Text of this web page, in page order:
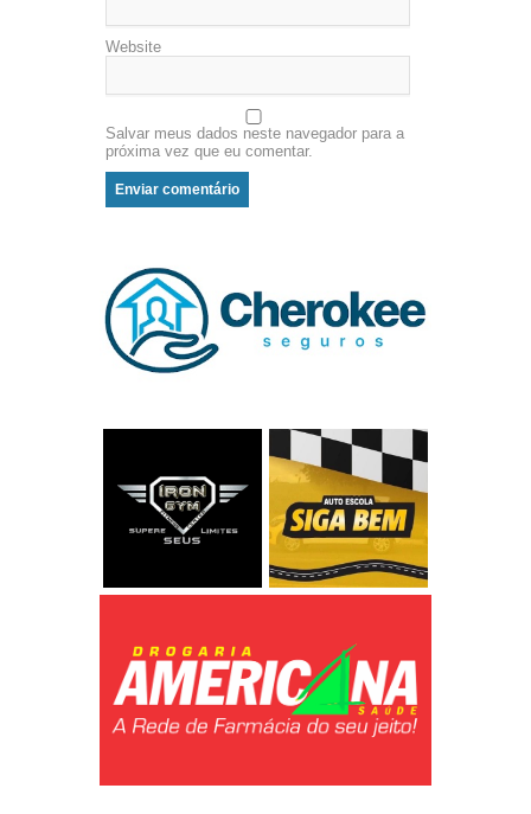
Website
Salvar meus dados neste navegador para a
próxima vez que eu comentar.